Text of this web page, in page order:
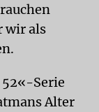
wir als
52«-Serie
Alter